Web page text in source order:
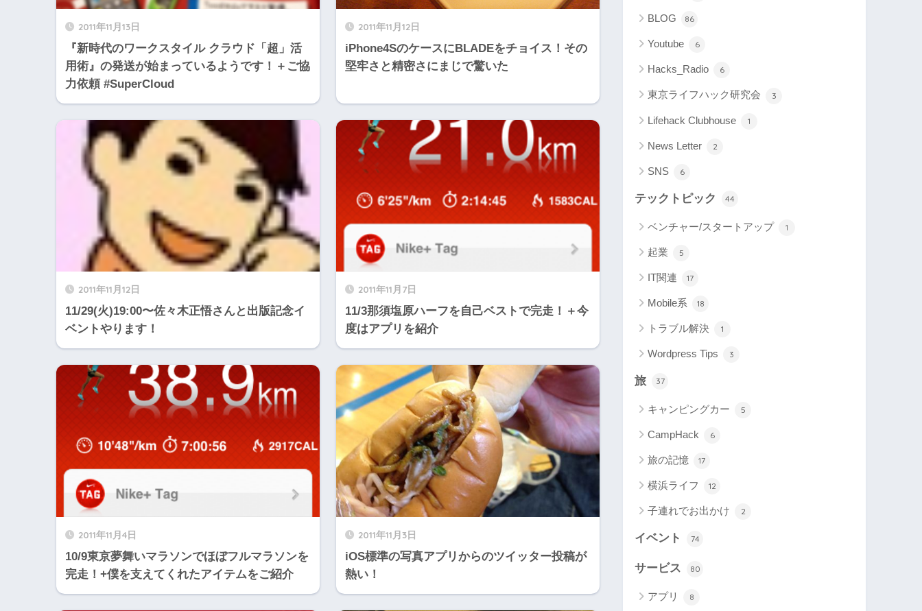
2011年11月13日
『新時代のワークスタイル クラウド「超」活
用術』の発送が始まっているようです！＋ご協
力依頼 #SuperCloud
2011年11月12日
iPhone4SのケースにBLADEをチョイス！その
堅牢さと精密さにまじで驚いた
2011年11月12日
11/29(火)19:00〜佐々木正悟さんと出版記念イ
ベントやります！
2011年11月7日
11/3那須塩原ハーフを自己ベストで完走！＋今
度はアプリを紹介
2011年11月4日
10/9東京夢舞いマラソンでほぼフルマラソンを
完走！+僕を支えてくれたアイテムをご紹介
2011年11月3日
iOS標準の写真アプリからのツイッター投稿が
熱い！
BLOG 86
Youtube 6
Hacks_Radio 6
東京ライフハック研究会 3
Lifehack Clubhouse 1
News Letter 2
SNS 6
テックトピック 44
ベンチャー/スタートアップ 1
起業 5
IT関連 17
Mobile系 18
トラブル解決 1
Wordpress Tips 3
旅 37
キャンピングカー 5
CampHack 6
旅の記憶 17
横浜ライフ 12
子連れでお出かけ 2
イベント 74
サービス 80
アプリ 8